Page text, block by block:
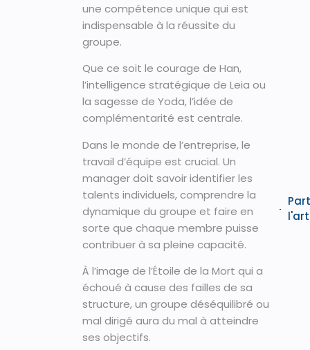
une compétence unique qui est
indispensable à la réussite du
groupe.
Que ce soit le courage de Han,
l’intelligence stratégique de Leia ou
la sagesse de Yoda, l’idée de
complémentarité est centrale.
Dans le monde de l’entreprise, le
travail d’équipe est crucial. Un
manager doit savoir identifier les
talents individuels, comprendre la
dynamique du groupe et faire en
sorte que chaque membre puisse
contribuer à sa pleine capacité.
À l’image de l’Étoile de la Mort qui a
échoué à cause des failles de sa
structure, un groupe déséquilibré ou
mal dirigé aura du mal à atteindre
ses objectifs.